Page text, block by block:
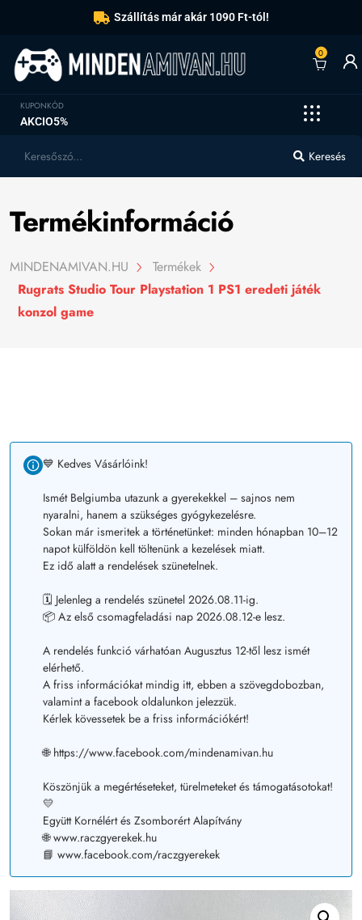
Szállítás már akár 1090 Ft-tól!
0
KUPONKÓD
AKCIO5%
Keresés
Termékinformáció
MINDENAMIVAN.HU
Termékek
Rugrats Studio Tour Playstation 1 PS1 eredeti játék
konzol game
💙 Kedves Vásárlóink!
Ismét Belgiumba utazunk a gyerekekkel – sajnos nem
nyaralni, hanem a szükséges gyógykezelésre.
Sokan már ismeritek a történetünket: minden hónapban 10–12
napot külföldön kell töltenünk a kezelések miatt.
Ez idő alatt a rendelések szünetelnek.
🗓️ Jelenleg a rendelés szünetel 2026.08.11-ig.
📦 Az első csomagfeladási nap 2026.08.12-e lesz.
A rendelés funkció várhatóan Augusztus 12-től lesz ismét
elérhető.
A friss információkat mindig itt, ebben a szövegdobozban,
valamint a facebook oldalunkon jelezzük.
Kérlek kövessetek be a friss információkért!
🌐 https://www.facebook.com/mindenamivan.hu
Köszönjük a megértéseteket, türelmeteket és támogatásotokat!
💛
Együtt Kornélért és Zsomborért Alapítvány
🌐 www.raczgyerekek.hu
📘 www.facebook.com/raczgyerekek